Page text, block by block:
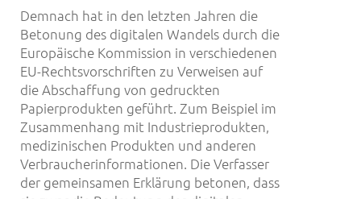
Demnach hat in den letzten Jahren die
Betonung des digitalen Wandels durch die
Europäische Kommission in verschiedenen
EU-Rechtsvorschriften zu Verweisen auf
die Abschaffung von gedruckten
Papierprodukten geführt. Zum Beispiel im
Zusammenhang mit Industrieprodukten,
medizinischen Produkten und anderen
Verbraucherinformationen. Die Verfasser
der gemeinsamen Erklärung betonen, dass